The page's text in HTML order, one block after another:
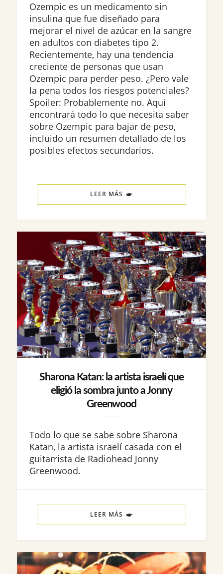
Ozempic es un medicamento sin
insulina que fue diseñado para
mejorar el nivel de azúcar en la sangre
en adultos con diabetes tipo 2.
Recientemente, hay una tendencia
creciente de personas que usan
Ozempic para perder peso. ¿Pero vale
la pena todos los riesgos potenciales?
Spoiler: Probablemente no. Aquí
encontrará todo lo que necesita saber
sobre Ozempic para bajar de peso,
incluido un resumen detallado de los
posibles efectos secundarios.
LEER MÁS
Sharona Katan: la artista israelí que
eligió la sombra junto a Jonny
Greenwood
Todo lo que se sabe sobre Sharona
Katan, la artista israelí casada con el
guitarrista de Radiohead Jonny
Greenwood.
LEER MÁS